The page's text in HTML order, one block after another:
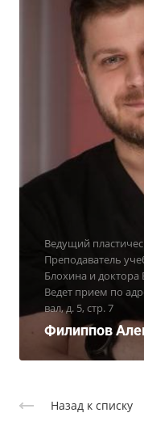
Ведущий
Преподаватель
Блохина и доктора
Ведет прием по
вал, д. 5, стр. 7
Филиппов
Назад к списку